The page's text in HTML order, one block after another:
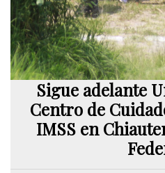
Sigue adelante
Centro de
IMSS en